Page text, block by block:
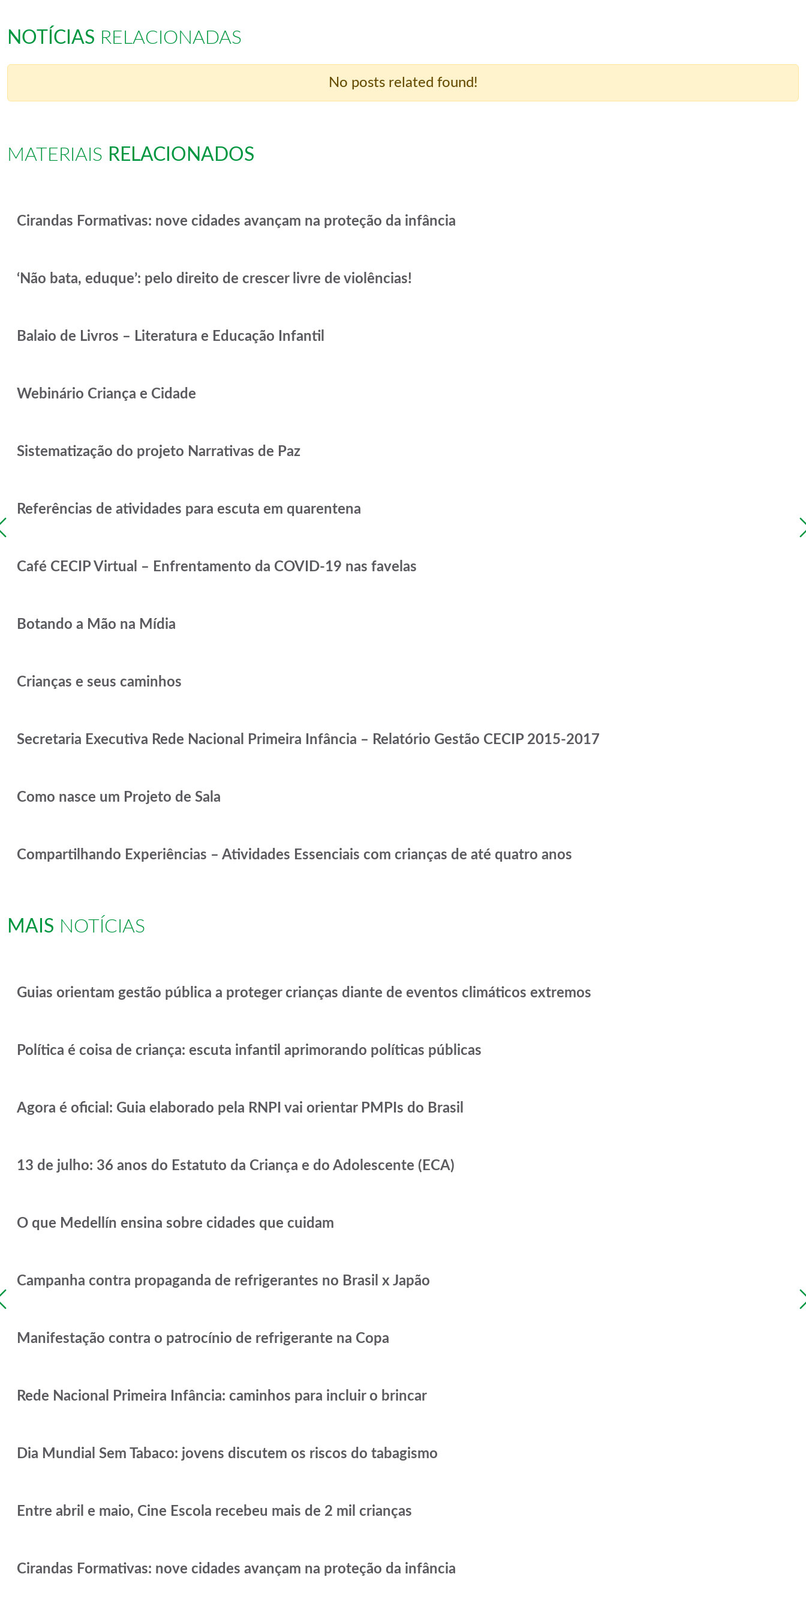
NOTÍCIAS RELACIONADAS
No posts related found!
MATERIAIS RELACIONADOS
Cirandas Formativas: nove cidades avançam na proteção da infância
‘Não bata, eduque’: pelo direito de crescer livre de violências!
Balaio de Livros – Literatura e Educação Infantil
Webinário Criança e Cidade
Sistematização do projeto Narrativas de Paz
Referências de atividades para escuta em quarentena
Café CECIP Virtual – Enfrentamento da COVID-19 nas favelas
Botando a Mão na Mídia
Crianças e seus caminhos
Secretaria Executiva Rede Nacional Primeira Infância – Relatório Gestão CECIP 2015-2017
Como nasce um Projeto de Sala
Compartilhando Experiências – Atividades Essenciais com crianças de até quatro anos
MAIS NOTÍCIAS
Guias orientam gestão pública a proteger crianças diante de eventos climáticos extremos
Política é coisa de criança: escuta infantil aprimorando políticas públicas
Agora é oficial: Guia elaborado pela RNPI vai orientar PMPIs do Brasil
13 de julho: 36 anos do Estatuto da Criança e do Adolescente (ECA)
O que Medellín ensina sobre cidades que cuidam
Campanha contra propaganda de refrigerantes no Brasil x Japão
Manifestação contra o patrocínio de refrigerante na Copa
Rede Nacional Primeira Infância: caminhos para incluir o brincar
Dia Mundial Sem Tabaco: jovens discutem os riscos do tabagismo
Entre abril e maio, Cine Escola recebeu mais de 2 mil crianças
Cirandas Formativas: nove cidades avançam na proteção da infância